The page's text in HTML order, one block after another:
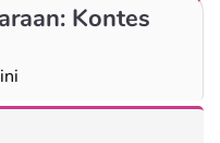
Kontes